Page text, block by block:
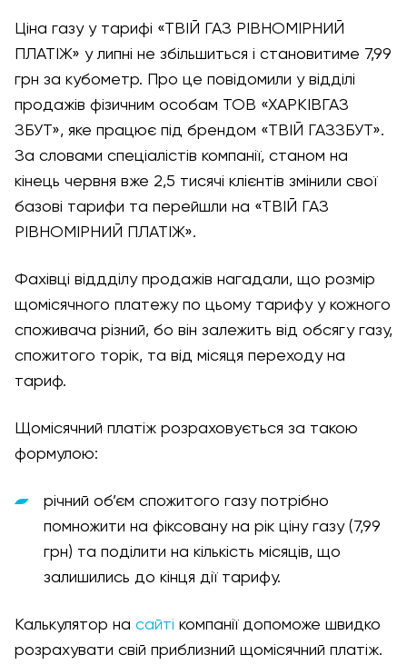
Ціна газу у тарифі «ТВІЙ ГАЗ РІВНОМІРНИЙ
ПЛАТІЖ» у липні не збільшиться і становитиме 7,99
грн за кубометр. Про це повідомили у відділі
продажів фізичним особам ТОВ «ХАРКІВГАЗ
ЗБУТ», яке працює під брендом «ТВІЙ ГАЗЗБУТ».
За словами спеціалістів компанії, станом на
кінець червня вже 2,5 тисячі клієнтів змінили свої
базові тарифи та перейшли на «ТВІЙ ГАЗ
РІВНОМІРНИЙ ПЛАТІЖ».
Фахівці віддділу продажів нагадали, що розмір
щомісячного платежу по цьому тарифу у кожного
споживача різний, бо він залежить від обсягу газу,
спожитого торік, та від місяця переходу на
тариф.
Щомісячний платіж розраховується за такою
формулою:
річний об’єм спожитого газу потрібно
помножити на фіксовану на рік ціну газу (7,99
грн) та поділити на кількість місяців, що
залишились до кінця дії тарифу.
Калькулятор на сайті компанії допоможе швидко
розрахувати свій приблизний щомісячний платіж.